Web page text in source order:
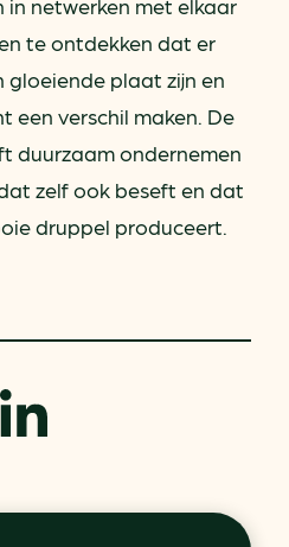
in netwerken met elkaar
te ontdekken dat er
gloeiende plaat zijn en
een verschil maken. De
duurzaam ondernemen
zelf ook beseft en dat
druppel produceert.